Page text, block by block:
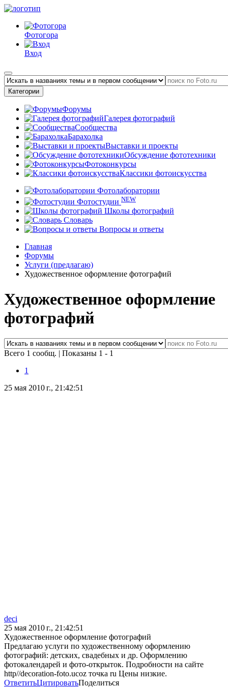
Фотогора
Вход
Категории
Форумы
Галерея фотографий
Сообщества
Барахолка
Выставки и проекты
Обсуждение фототехники
Фотоконкурсы
Классики фотоискусства
Фотолаборатории
Фотостудии NEW
Школы фотографий
Словарь
Вопросы и ответы
Главная
Форумы
Услуги (предлагаю)
Художественное оформление фотографий
Художественное оформление
фотографий
Всего 1 сообщ. | Показаны 1 - 1
1
25 мая 2010 г., 21:42:51
deci
25 мая 2010 г., 21:42:51
Художественное оформление фотографий
Предлагаю услуги по художественному оформлению
фотографий: детских, свадебных и др. Оформлению
фотокалендарей и фото-открыток. Подробности на сайте
http//decoration-foto.ucoz точка ru Цены низкие.
ОтветитьЦитироватьПоделиться